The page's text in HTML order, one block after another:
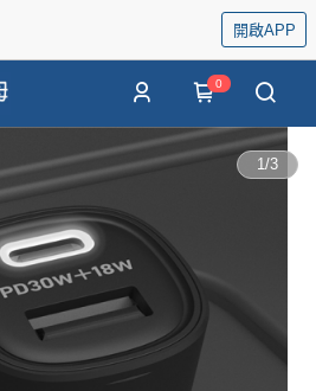
開啟APP
0
1/3